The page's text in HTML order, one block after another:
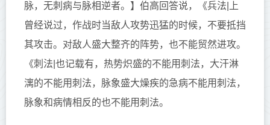
脉，无刺病与脉相逆者。】 伯高回答说，《兵法|上
曾经说过，作战时当敌人攻势迅猛的时候，不要抵挡
其攻击。对敌人盛大整齐的阵势，也不能贸然进攻。
《刺法|也记载有，热势炽盛的不能用刺法，大汗淋
漓的不能用刺法，脉象盛大燥疾的急病不能用刺法，
脉象和病情相反的也不能用刺法。